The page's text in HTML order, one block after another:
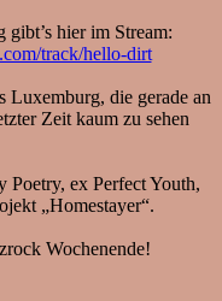
gibt’s hier im Stream:
track/hello-dirt
Luxemburg, die gerade an
Zeit kaum zu sehen
ex Perfect Youth,
„Homestayer“.
Wochenende!